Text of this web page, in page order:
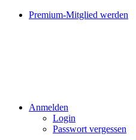
Premium-Mitglied werden
Anmelden
Login
Passwort vergessen